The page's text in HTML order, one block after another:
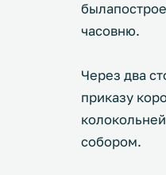
часовню.
Через два
приказу
собором.